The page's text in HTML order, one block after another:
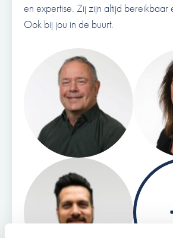
en expertise. Zij zijn altijd bereikbaar
Ook bij jou in de buurt.